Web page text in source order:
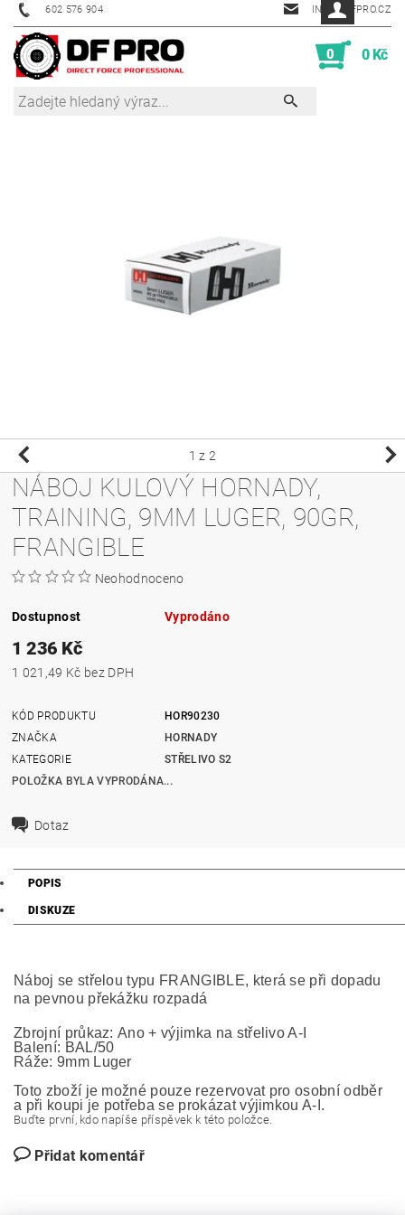
602 576 904 INFO@DFPRO.CZ
0 0 Kč
1 z 2
NÁBOJ KULOVÝ HORNADY,
TRAINING, 9MM LUGER, 90GR,
FRANGIBLE
Neohodnoceno
Dostupnost Vyprodáno
1 236 Kč
1 021,49 Kč bez DPH
KÓD PRODUKTU
HOR90230
ZNAČKA
HORNADY
KATEGORIE
STŘELIVO S2
POLOŽKA BYLA VYPRODÁNA...
Dotaz
POPIS
DISKUZE
Náboj se střelou typu FRANGIBLE, která se při dopadu
na pevnou překážku rozpadá
Zbrojní průkaz:Ano + výjimka na střelivo A-I
Balení: BAL/50
Ráže: 9mm Luger
Toto zboží je možné pouze rezervovat pro osobní odběr
a při koupi je potřeba se prokázat výjimkou A-I.
Buďte první, kdo napíše příspěvek k této položce.
Přidat komentář